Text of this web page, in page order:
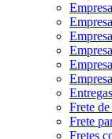
Frete
Frete
Fretes